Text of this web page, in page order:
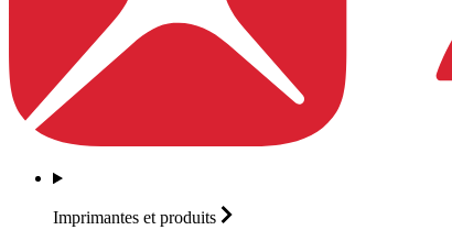
Imprimantes et produits